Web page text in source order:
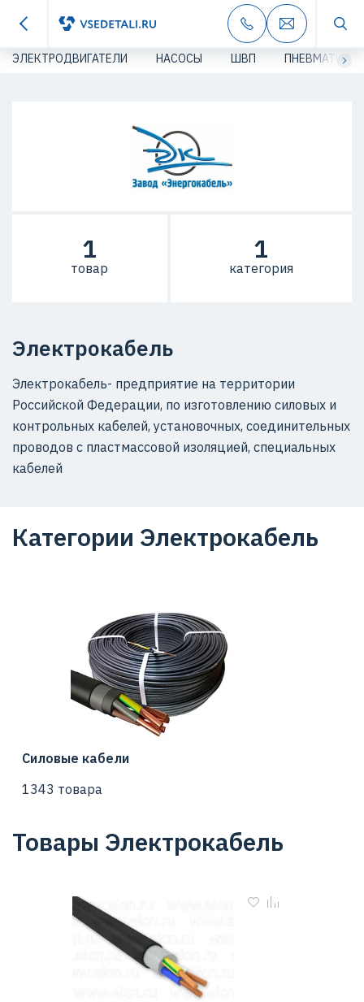
ЭЛЕКТРОДВИГАТЕЛИ НАСОСЫ ШВП ПНЕВМАТИКА
Электрокабель
Электрокабель- предприятие на территории
Российской Федерации, по изготовлению силовых и
контрольных кабелей, установочных, соединительных
проводов с пластмассовой изоляцией, специальных
кабелей
1
товар
1
категория
Категории Электрокабель
Силовые кабели
1343 товара
Товары Электрокабель